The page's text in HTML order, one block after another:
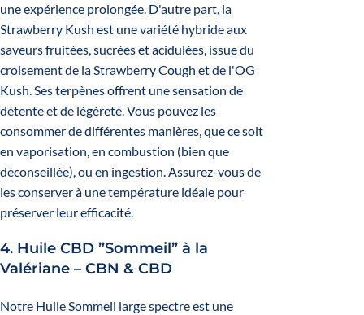
une expérience prolongée. D'autre part, la
Strawberry Kush est une variété hybride aux
saveurs fruitées, sucrées et acidulées, issue du
croisement de la Strawberry Cough et de l'OG
Kush. Ses terpènes offrent une sensation de
détente et de légèreté. Vous pouvez les
consommer de différentes manières, que ce soit
en vaporisation, en combustion (bien que
déconseillée), ou en ingestion. Assurez-vous de
les conserver à une température idéale pour
préserver leur efficacité.
4. Huile CBD ”Sommeil” à la
Valériane – CBN & CBD
Notre Huile Sommeil large spectre est une